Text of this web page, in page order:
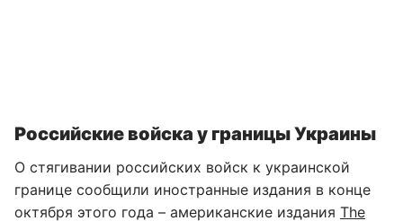
Российские войска у границы Украины
О стягивании российских войск к украинской
границе сообщили иностранные издания в конце
октября этого года – американские издания The